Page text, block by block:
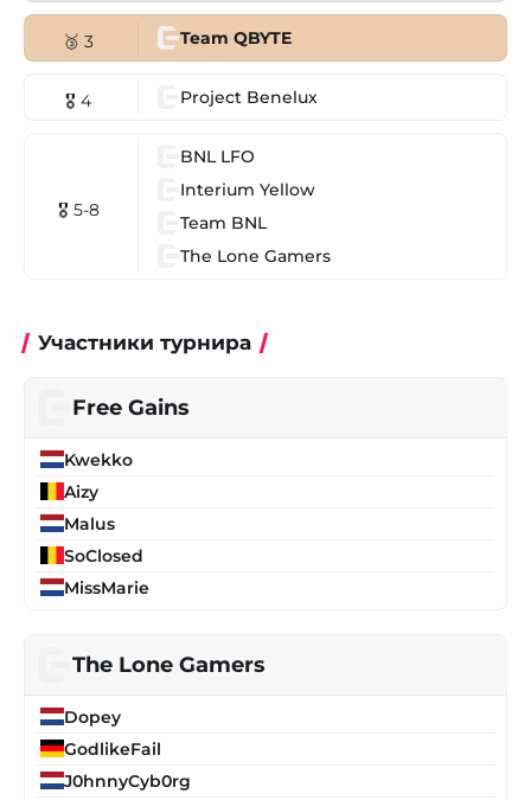
🥉 3 Team QBYTE
🎖 4 Project Benelux
🎖 5-8
BNL LFO
Interium Yellow
Team BNL
The Lone Gamers
Участники турнира
Free Gains
Kwekko
Aizy
Malus
SoClosed
MissMarie
The Lone Gamers
Dopey
GodlikeFail
J0hnnyCyb0rg